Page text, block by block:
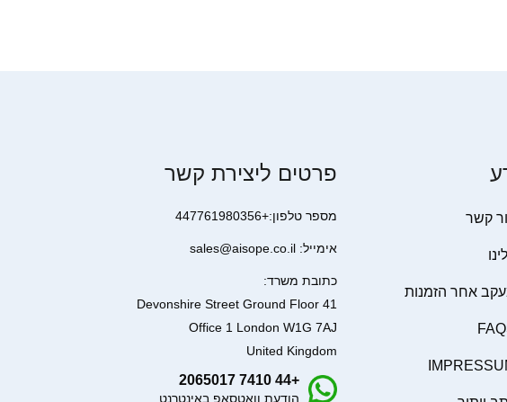
קשר
אחר הזמנות
פרטים ליצירת קשר
מספר טלפון:+447761980356
אימייל: sales@aisope.co.il
כתובת משרד:
41 Devonshire Street Ground Floor
Office 1 London W1G 7AJ
United Kingdom
+44 7410 2065017
הודעת וואטסאפ באינטרנט